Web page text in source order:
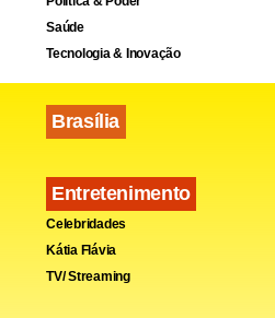
Saúde
Tecnologia & Inovação
Brasília
Entretenimento
Celebridades
Kátia Flávia
TV/ Streaming